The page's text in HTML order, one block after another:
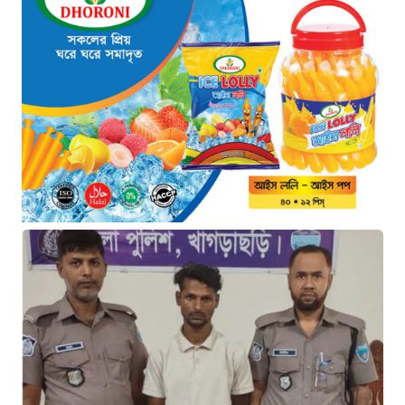
কারবারি গ্রেফতার
২ ঘণ্টা আগে
ঢাকা চট্টগ্রাম মহাসড়ক স্টার লাইন
বাসের ধাক্কায় অটোরিকশা চালক নিহত
২ ঘণ্টা আগে
হামে আরও ৬ শিশুর মৃত্যু, নতুন করে
আক্রান্ত ৮৫ জন
৫ ঘণ্টা আগে
মরণফাঁদ সুনামগঞ্জ সড়ক: মাঝরাস্তায়
খুঁটি, দেড় বছরে শতাধিক দুর্ঘটনা
৬ ঘণ্টা আগে
‘সচিবালয় অভিমুখে ১১ দলীয় ঐক্যের
পদযাত্রায় পুলিশের বাধা’
৬ ঘণ্টা আগে
নদীদূষণ রোধে কঠোর প্রধানমন্ত্রী: